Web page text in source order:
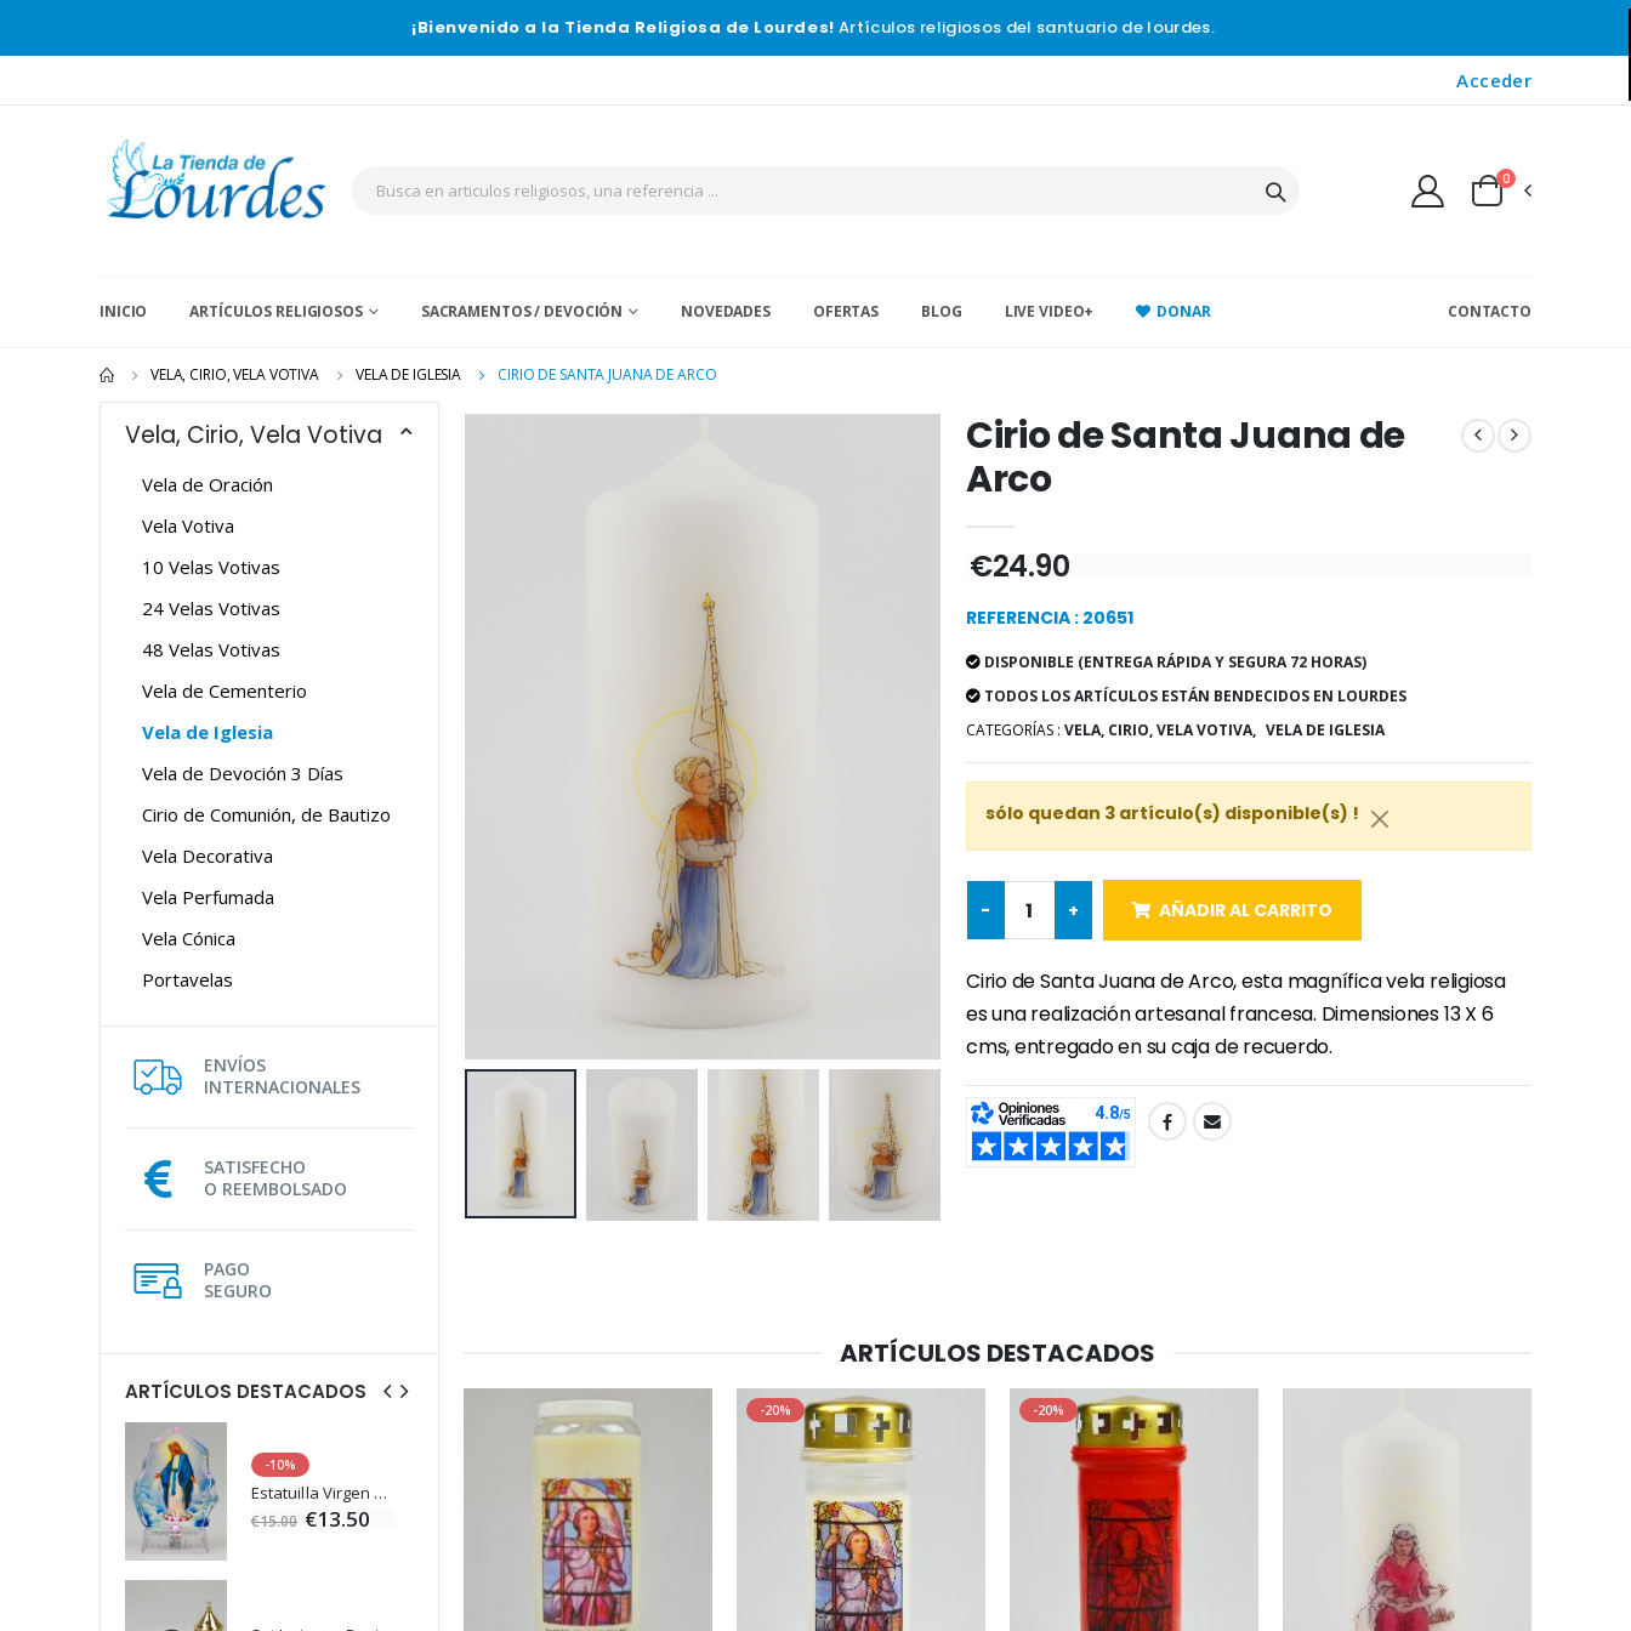
¡Bienvenido a la Tienda Religiosa de Lourdes! Artículos religiosos del santuario de lourdes.
Acceder
0
INICIO ARTÍCULOS RELIGIOSOS SACRAMENTOS / DEVOCIÓN NOVEDADES OFERTAS BLOG LIVE VIDEO+ DONAR CONTACTO
VELA, CIRIO, VELA VOTIVA VELA DE IGLESIA CIRIO DE SANTA JUANA DE ARCO
Vela, Cirio, Vela Votiva
Vela de Oración
Vela Votiva
10 Velas Votivas
24 Velas Votivas
48 Velas Votivas
Vela de Cementerio
Vela de Iglesia
Vela de Devoción 3 Días
Cirio de Comunión, de Bautizo
Vela Decorativa
Vela Perfumada
Vela Cónica
Portavelas
ENVÍOS
INTERNACIONALES
SATISFECHO
O REEMBOLSADO
PAGO
SEGURO
ARTÍCULOS DESTACADOS
-10%
Estatuilla Virgen Milagrosa Luminosa
€15.00 €13.50 €24.90 €19.92
-20%
-10%
€15.00
Cirio de Santa Juana de
Arco
€24.90
REFERENCIA : 20651
DISPONIBLE (ENTREGA RÁPIDA Y SEGURA 72 HORAS)
TODOS LOS ARTÍCULOS ESTÁN BENDECIDOS EN LOURDES
CATEGORÍAS :VELA, CIRIO, VELA VOTIVA, VELA DE IGLESIA
sólo quedan 3 artículo(s) disponible(s) !
- + AÑADIR AL CARRITO
Cirio de Santa Juana de Arco, esta magnífica vela religiosa
es una realización artesanal francesa. Dimensiones 13 X 6
cms, entregado en su caja de recuerdo.
SHARE:
ARTÍCULOS DESTACADOS
-20% -20%